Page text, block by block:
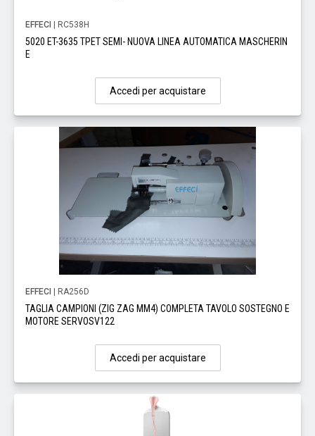
EFFECI | RC538H
5020 ET-3635 TPET SEMI- NUOVA LINEA AUTOMATICA MASCHERIN
E
Accedi per acquistare
EFFECI | RA256D
TAGLIA CAMPIONI (ZIG ZAG MM4) COMPLETA TAVOLO SOSTEGNO E
MOTORE SERVOSV122
Accedi per acquistare